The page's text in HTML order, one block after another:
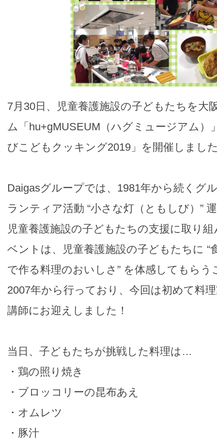
7月30日、児童養護施設の子どもたちを大
ム「hu+gMUSEUM（ハグミュージアム）
びこどもクッキング2019」を開催しまし
Daigasグループでは、1981年から続くグ
ランティア活動 “小さな灯（ともしび）”
児童養護施設の子どもたちの支援に取り
ベントは、児童養護施設の子どもたちに “
で作る料理のおいしさ” を体感してもらう
2007年から行っており、今回は初めて料
講師にお迎えしました！
当日、子どもたちが挑戦した料理は…
・鶏の照り焼き
・ブロッコリーの昆布あえ
・オムレツ
・豚汁